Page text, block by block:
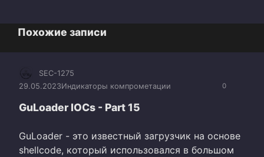
Похожие записи
0
SEC-1275
29.05.2023Индикаторы компрометации
GuLoader IOCs - Part 15
GuLoader - это известный загрузчик на основе
shellcode, который использовался в большом